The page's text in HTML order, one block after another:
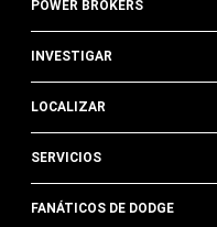
POWER BROKERS
INVESTIGAR
LOCALIZAR
SERVICIOS
FANÁTICOS DE DODGE